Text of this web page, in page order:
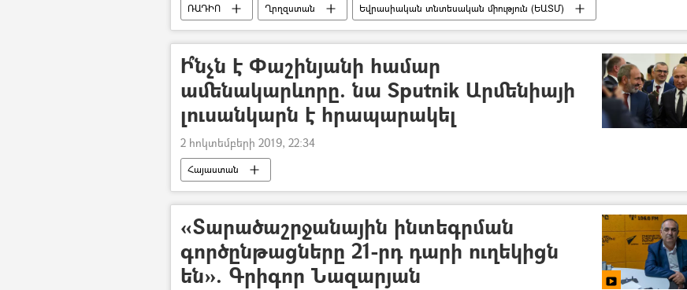
ՌԱԴԻՈ Ղրղզստան
Եվրասիական տնտեսական միություն (ԵԱՏՄ)
Արման Պողոսյան
Բելառուս
Ի՞նչն է Փաշինյանի համար
ամենակարևորը. նա Sputnik Արմենիայի
լուսանկարն է հրապարակել
2 հոկտեմբերի 2019, 22:34
Հայաստան
«Տարածաշրջանային ինտեգրման
գործընթացները 21-րդ դարի ուղեկիցն
են». Գրիգոր Նազարյան